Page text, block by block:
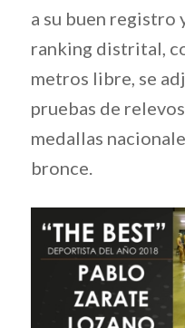
a su buen registro
ranking distrital,
metros libre, se
pruebas de
medallas
bronce.